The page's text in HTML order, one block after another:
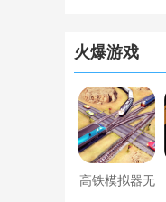
火爆游戏
高铁模拟器无